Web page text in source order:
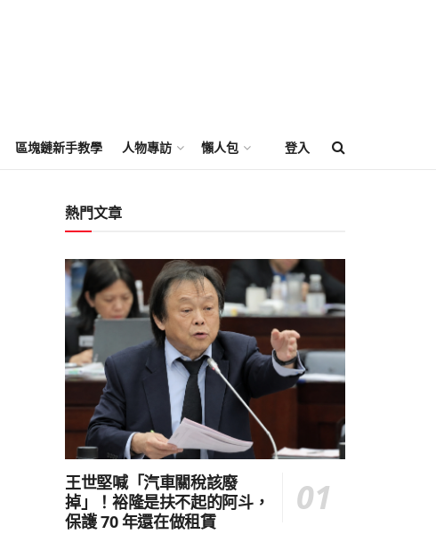
區塊鏈新手教學 人物專訪 懶人包 登入
熱門文章
王世堅喊「汽車關稅該廢
掉」！裕隆是扶不起的阿斗，
保護 70 年還在做租賃